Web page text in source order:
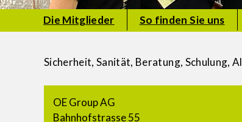
Die Mitglieder So finden Sie uns
Sicherheit, Sanität, Beratung, Schulung,
OE Group AG
Bahnhofstrasse 55